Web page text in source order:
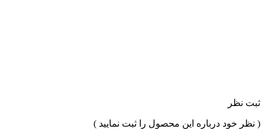
ثبت نظر
( نظر خود درباره این محصول را ثبت نمایید )